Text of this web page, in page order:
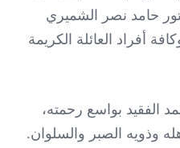
حامد نصر الشميري
أفراد العائلة الكريمة
الفقيد بواسع رحمته،
وذويه الصبر والسلوان.